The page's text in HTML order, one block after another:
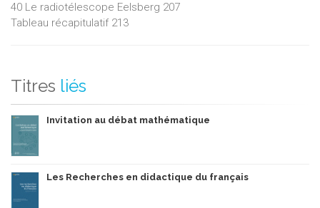
40 Le radiotélescope Eelsberg 207
Tableau récapitulatif 213
Titres liés
Invitation au débat mathématique
Les Recherches en didactique du français